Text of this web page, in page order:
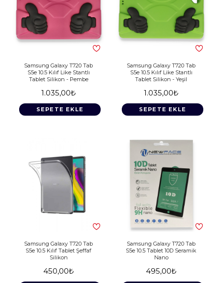
Samsung Galaxy T720 Tab
S5e 10.5 Kılıf Like Stantlı
Tablet Silikon - Pembe
1.035,00₺
SEPETE EKLE
Samsung Galaxy T720 Tab
S5e 10.5 Kılıf Like Stantlı
Tablet Silikon - Yeşil
1.035,00₺
SEPETE EKLE
Samsung Galaxy T720 Tab
S5e 10.5 Kılıf Tablet Şeffaf
Silikon
450,00₺
Samsung Galaxy T720 Tab
S5e 10.5 Tablet 10D Seramik
Nano
495,00₺